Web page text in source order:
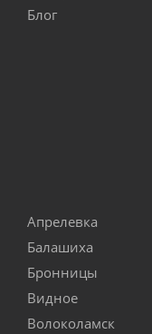
Блог
Апрелевка
Балашиха
Бронницы
Видное
Волоколамск